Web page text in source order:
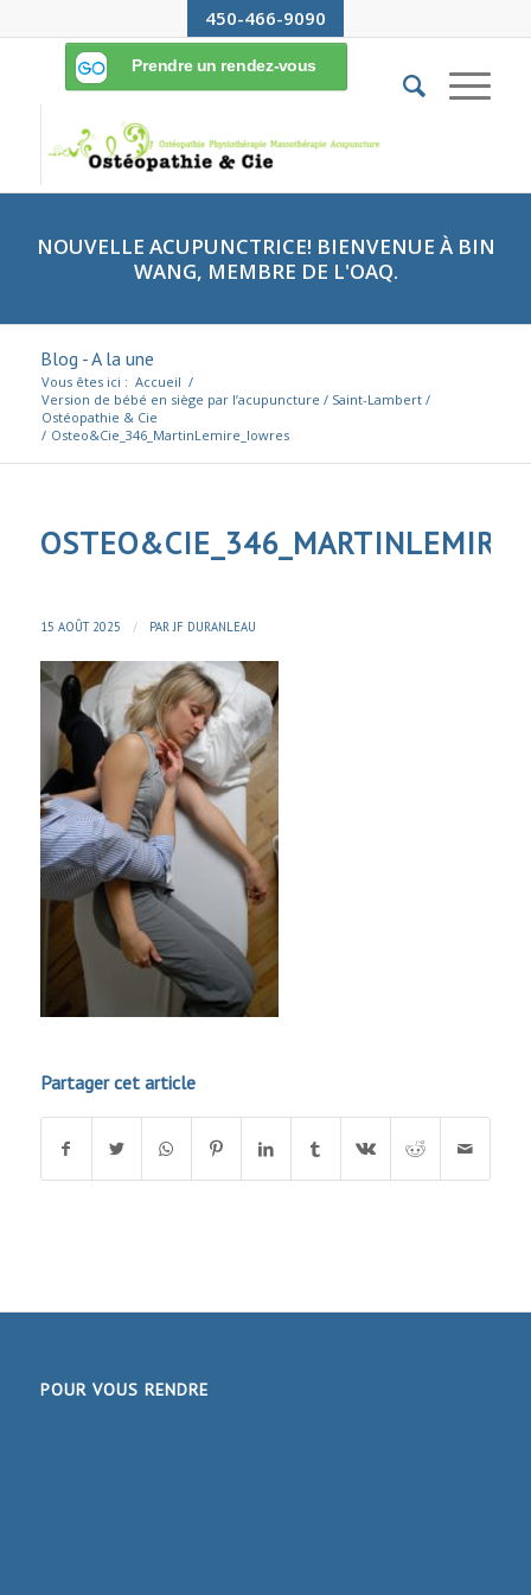
450-466-9090
NOUVELLE ACUPUNCTRICE! BIENVENUE À BIN
WANG, MEMBRE DE L'OAQ.
Blog - A la une
Vous êtes ici : Accueil /
Version de bébé en siège par l’acupuncture / Saint-Lambert /
Ostéopathie & Cie
/ Osteo&Cie_346_MartinLemire_lowres
15 AOÛT 2025 / PAR JF DURANLEAU
Partager cet article
POUR VOUS RENDRE